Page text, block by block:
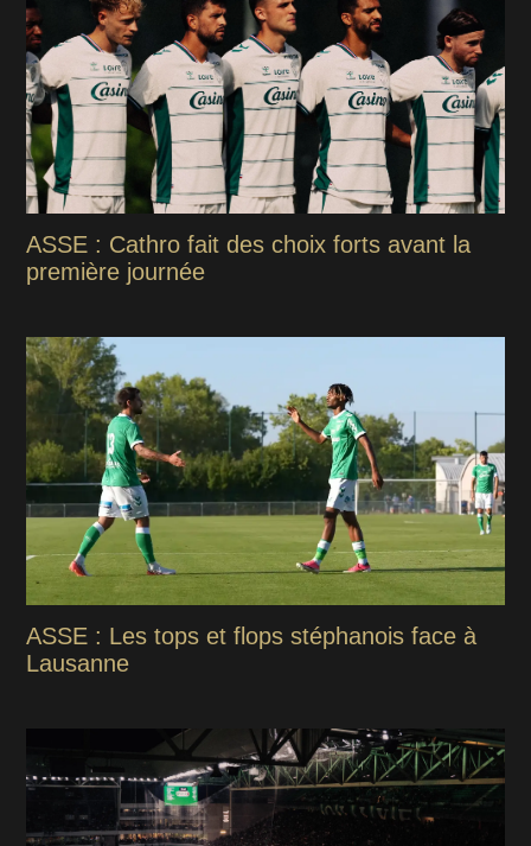
ASSE : Cathro fait des choix forts avant la
première journée
ASSE : Les tops et flops stéphanois face à
Lausanne